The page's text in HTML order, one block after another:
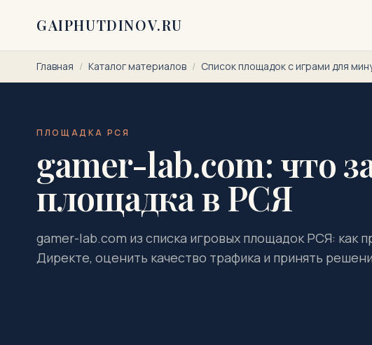
GAIPHUTDINOV.RU
Главная / Каталог материалов / Список площадок с играми для
ПЛОЩАДКА РСЯ
gamer-lab.com: что
площадка в РСЯ
gamer-lab.com из списка игровых площадок РСЯ: как
Директе, оценить качество трафика и принять